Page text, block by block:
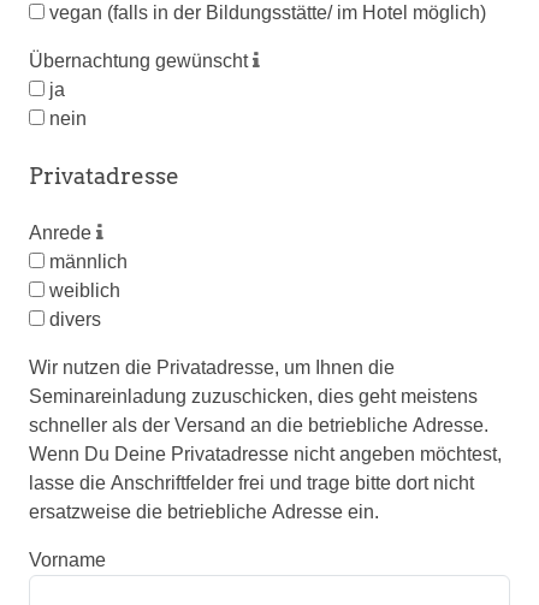
vegan (falls in der Bildungsstätte/ im Hotel möglich)
Übernachtung gewünscht
ja
nein
Privatadresse
Anrede
männlich
weiblich
divers
Wir nutzen die Privatadresse, um Ihnen die
Seminareinladung zuzuschicken, dies geht meistens
schneller als der Versand an die betriebliche Adresse.
Wenn Du Deine Privatadresse nicht angeben möchtest,
lasse die Anschriftfelder frei und trage bitte dort nicht
ersatzweise die betriebliche Adresse ein.
Vorname